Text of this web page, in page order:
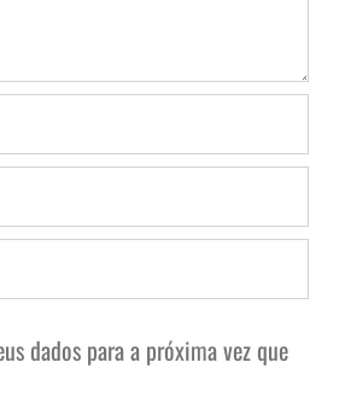
dados para a próxima vez que